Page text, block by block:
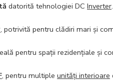
datorită tehnologiei DC Inverter.
, potrivită pentru clădiri mari și
pentru spații rezidențiale și
, pentru multiple unități interioare